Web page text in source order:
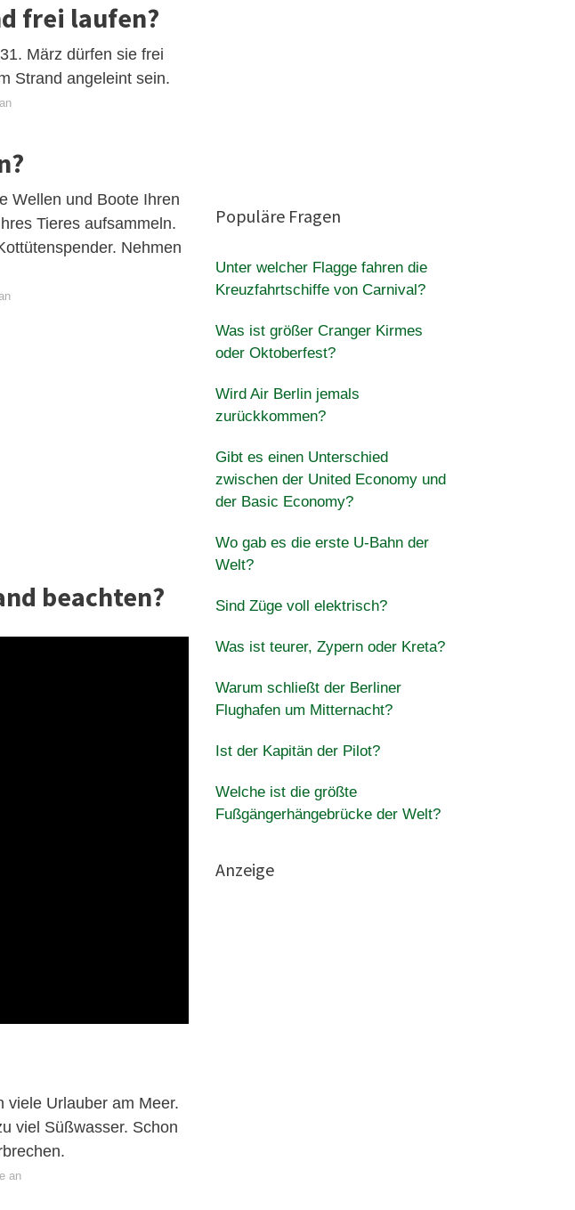
frei laufen?
März dürfen sie frei
Strand angeleint sein.
Wellen und Boote Ihren
Tieres aufsammeln.
Nehmen
beachten?
viele Urlauber am Meer.
viel Süßwasser. Schon
an
Populäre Fragen
Unter welcher Flagge fahren die
Kreuzfahrtschiffe von Carnival?
Was ist größer Cranger Kirmes
oder Oktoberfest?
Wird Air Berlin jemals
zurückkommen?
Gibt es einen Unterschied
zwischen der United Economy und
der Basic Economy?
Wo gab es die erste U-Bahn der
Welt?
Sind Züge voll elektrisch?
Was ist teurer, Zypern oder Kreta?
Warum schließt der Berliner
Flughafen um Mitternacht?
Ist der Kapitän der Pilot?
Welche ist die größte
Fußgängerhängebrücke der Welt?
Anzeige